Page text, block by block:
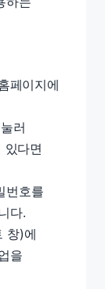
페이지에
러
있다면
번호를
다.
창)에
을